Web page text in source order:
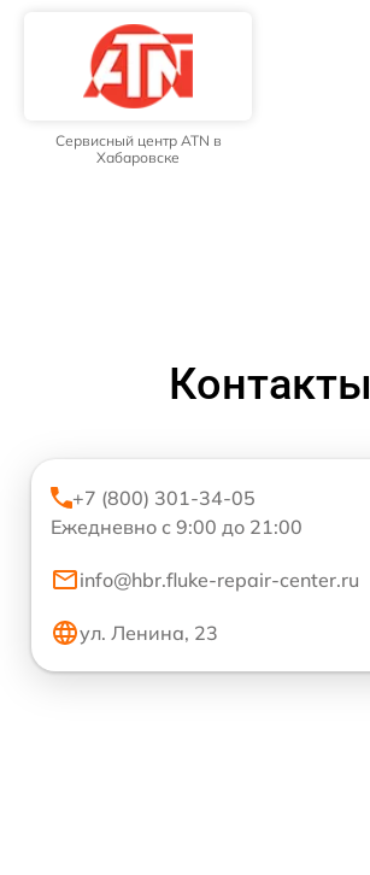
Сервисный центр ATN в
Хабаровске
Контакты
+7 (800) 301-34-05
Ежедневно с 9:00 до 21:00
info@hbr.fluke-repair-center.ru
ул. Ленина, 23